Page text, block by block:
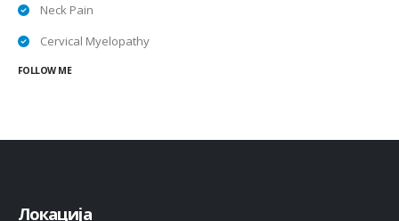
Neck Pain
Cervical Myelopathy
FOLLOW ME
Локација